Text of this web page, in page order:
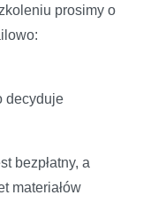
prosimy o
decyduje
bezpłatny, a
materiałów